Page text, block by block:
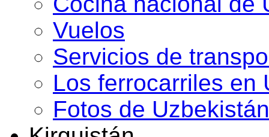
Vuelos
Servicios de
Los ferrocarriles en
Fotos de Uzbekistán